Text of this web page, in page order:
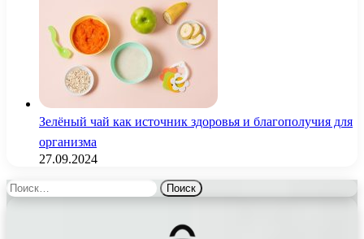
Зелёный чай как источник здоровья и благополучия для
организма
27.09.2024
Найти: